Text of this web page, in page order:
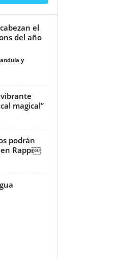
el
del año
y
magical”
podrán
Rappi￼